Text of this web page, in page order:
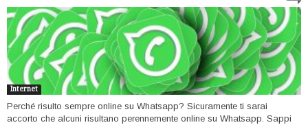
Internet
Perché risulto sempre online su Whatsapp? Sicuramente ti sarai
accorto che alcuni risultano perennemente online su Whatsapp. Sappi